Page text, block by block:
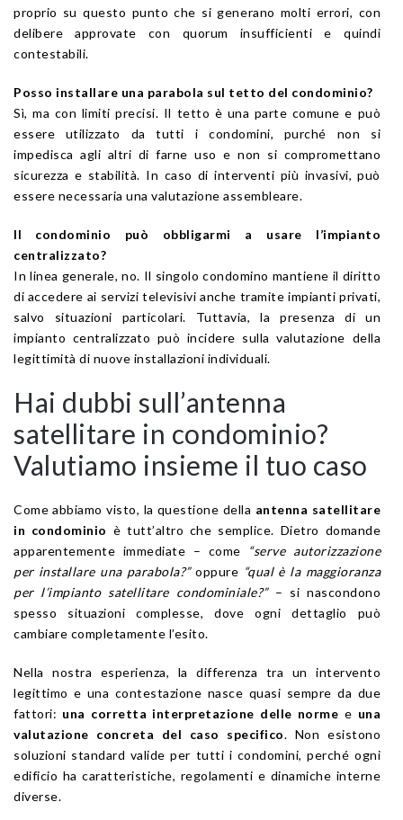
proprio su questo punto che si generano molti errori, con
delibere approvate con quorum insufficienti e quindi
contestabili.
Posso installare una parabola sul tetto del condominio?
Sì, ma con limiti precisi. Il tetto è una parte comune e può
essere utilizzato da tutti i condomini, purché non si
impedisca agli altri di farne uso e non si compromettano
sicurezza e stabilità. In caso di interventi più invasivi, può
essere necessaria una valutazione assembleare.
Il condominio può obbligarmi a usare l’impianto
centralizzato?
In linea generale, no. Il singolo condomino mantiene il diritto
di accedere ai servizi televisivi anche tramite impianti privati,
salvo situazioni particolari. Tuttavia, la presenza di un
impianto centralizzato può incidere sulla valutazione della
legittimità di nuove installazioni individuali.
Hai dubbi sull’antenna
satellitare in condominio?
Valutiamo insieme il tuo caso
Come abbiamo visto, la questione della antenna satellitare
in condominio è tutt’altro che semplice. Dietro domande
apparentemente immediate – come “serve autorizzazione
per installare una parabola?”oppure “qual è la maggioranza
per l’impianto satellitare condominiale?”– si nascondono
spesso situazioni complesse, dove ogni dettaglio può
cambiare completamente l’esito.
Nella nostra esperienza, la differenza tra un intervento
legittimo e una contestazione nasce quasi sempre da due
fattori: una corretta interpretazione delle norme e una
valutazione concreta del caso specifico. Non esistono
soluzioni standard valide per tutti i condomini, perché ogni
edificio ha caratteristiche, regolamenti e dinamiche interne
diverse.